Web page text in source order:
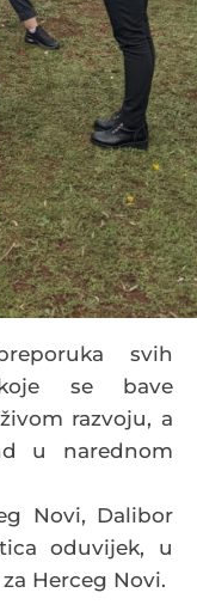
svih
se bave
razvoju, a
u narednom
Novi, Dalibor
oduvijek, u
Herceg Novi.